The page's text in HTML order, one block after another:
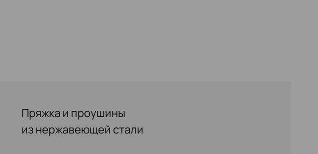
Пряжка и проушины
из нержавеющей стали